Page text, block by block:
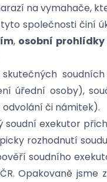
na vymahače,
společnosti činí
, osobní
úřední osoby),
odvolání či námitek).
soudní exekutor
rozhodnutí
soudního
Opakovaně jsme